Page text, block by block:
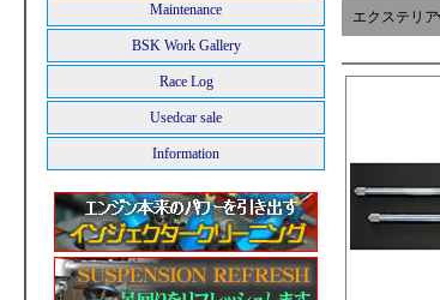
Maintenance
BSK Work Gallery
Race Log
Usedcar sale
Information
エクステリア